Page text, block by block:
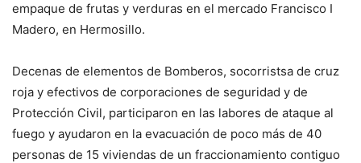
empaque de frutas y verduras en el mercado Francisco I
Madero, en Hermosillo.
Decenas de elementos de Bomberos, socorristsa de cruz
roja y efectivos de corporaciones de seguridad y de
Protección Civil, participaron en las labores de ataque al
fuego y ayudaron en la evacuación de poco más de 40
personas de 15 viviendas de un fraccionamiento contiguo